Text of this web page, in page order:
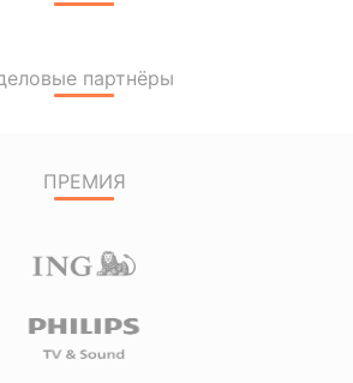
партнёры
ПРЕМИЯ